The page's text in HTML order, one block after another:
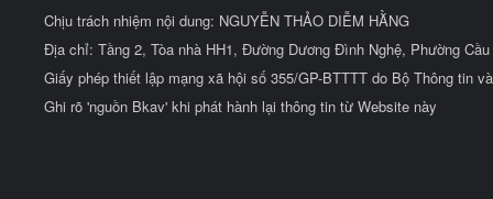
Chịu trách nhiệm nội dung: NGUYỄN THẢO DIỄM HẰNG
Địa chỉ: Tầng 2, Tòa nhà HH1, Đường Dương Đình Nghệ, Phường
Giấy phép thiết lập mạng xã hội số 355/GP-BTTTT do Bộ Thông tin
Ghi rõ 'nguồn Bkav' khi phát hành lại thông tin từ Website này